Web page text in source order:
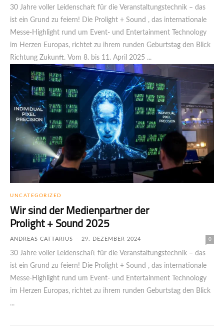
30 Jahre voller Leidenschaft für die Veranstaltungstechnik – das
ist ein Grund zu feiern! Die Prolight + Sound , das internationale
Messe-Highlight rund um Event- und Entertainment Technology
im Herzen Europas, richtet zu ihrem runden Geburtstag den Blick
Richtung Zukunft. Vom 8. bis 11. April 2025 ...
UNCATEGORIZED
Wir sind der Medienpartner der
Prolight + Sound 2025
ANDREAS CATTARIUS - 29. DEZEMBER 2024 0
30 Jahre voller Leidenschaft für die Ver­an­stal­tungs­technik – das
ist ein Grund zu feiern! Die Prolight + Sound , das internationale
Messe-Highlight rund um Event- und Entertainment Technology
im Herzen Europas, richtet zu ihrem runden Geburtstag den Blick
...